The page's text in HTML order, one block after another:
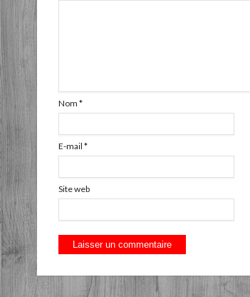
Nom *
E-mail *
Site web